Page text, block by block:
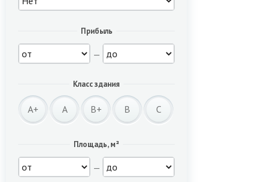
Прибыль
—
Класс здания
A+ A B+ B C
Площадь, м²
—